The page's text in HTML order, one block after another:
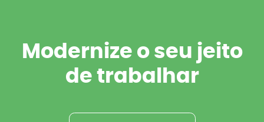
Modernize o seu jeito
de trabalhar